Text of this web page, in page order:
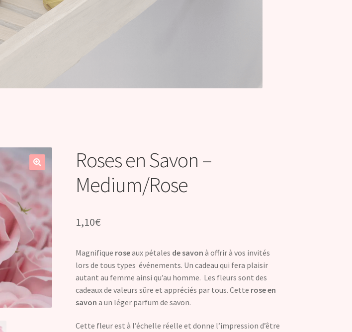
Roses en Savon –
Medium/Rose
1,10€
Magnifique roseaux pétales de savon à offrir à vos invités
lors de tous types événements. Un cadeau qui fera plaisir
autant au femme ainsi qu’au homme. Les fleurs sont des
cadeaux de valeurs sûre et appréciés par tous. Cette rose en
savon a un léger parfum de savon.
Cette fleur est à l’échelle réelle et donne l’impression d’être